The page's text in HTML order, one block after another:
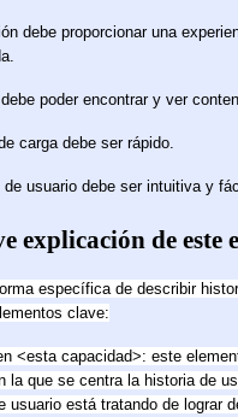
debe proporcionar una
poder encontrar y ver
carga debe ser rápido.
de usuario debe ser intuitiva y
explicación de este
específica de describir
clave:
<esta capacidad>: este
la que se centra la historia de
usuario está tratando de lograr